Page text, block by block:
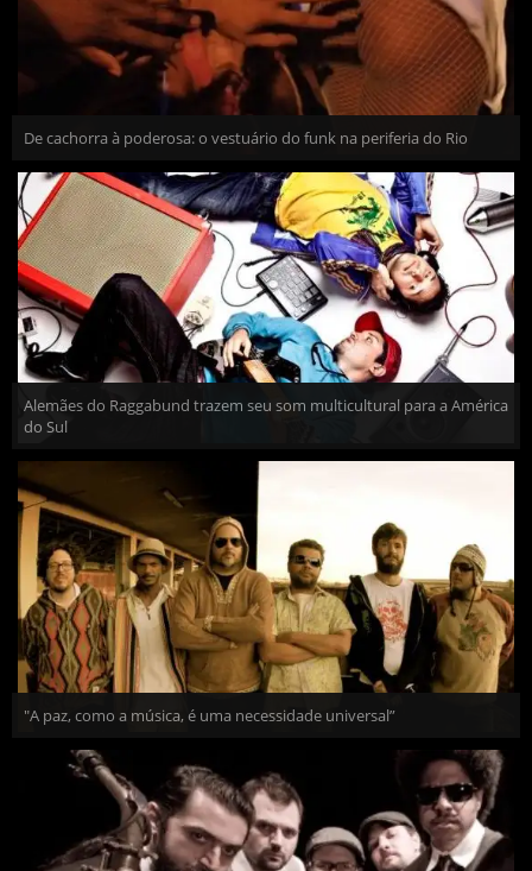
De cachorra à poderosa: o vestuário do funk na periferia do Rio
Alemães do Raggabund trazem seu som multicultural para a América
do Sul
"A paz, como a música, é uma necessidade universal”